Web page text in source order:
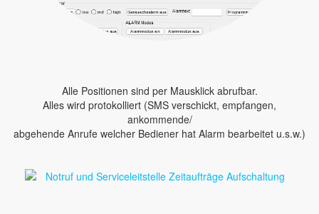
Alle Positionen sind per Mausklick abrufbar.
Alles wird protokolliert (SMS verschickt, empfangen,
ankommende/
abgehende Anrufe welcher Bediener hat Alarm bearbeitet u.s.w.)